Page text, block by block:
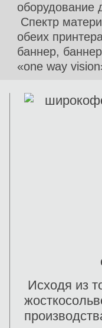
оборудование
Спектр
обеих
баннер,
«one way
Исходя из